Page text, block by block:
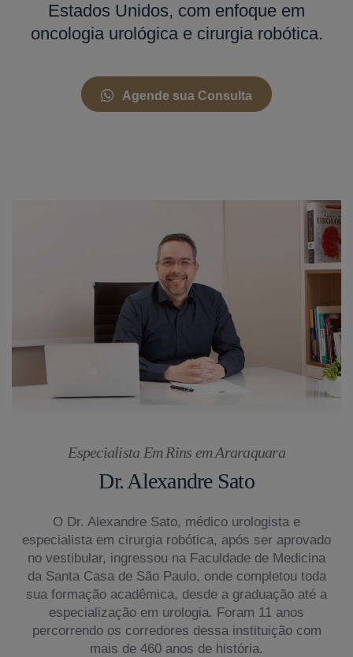
Estados Unidos, com enfoque em
oncologia urológica e cirurgia robótica.
Agende sua Consulta
Especialista Em Rins em Araraquara
Dr. Alexandre Sato
O Dr. Alexandre Sato, médico urologista e
especialista em cirurgia robótica, após ser aprovado
no vestibular, ingressou na Faculdade de Medicina
da Santa Casa de São Paulo, onde completou toda
sua formação acadêmica, desde a graduação até a
especialização em urologia. Foram 11 anos
percorrendo os corredores dessa instituição com
mais de 460 anos de história.